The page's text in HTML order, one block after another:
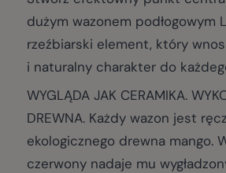
dużym wazonem podłogowym
rzeźbiarski element, który
i naturalny charakter do
WYGLĄDA JAK CERAMIKA.
DREWNA. Każdy wazon jest
ekologicznego drewna mango.
czerwony nadaje mu